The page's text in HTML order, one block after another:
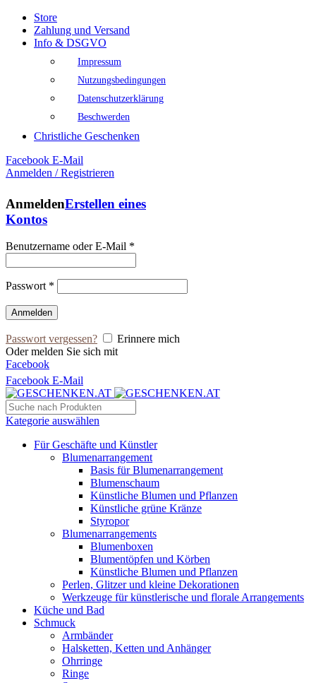
Store
Zahlung und Versand
Info & DSGVO
Impressum
Nutzungsbedingungen
Datenschutzerklärung
Beschwerden
Christliche Geschenken
Facebook E-Mail
Anmelden / Registrieren
AnmeldenErstellen eines
Kontos
Benutzername oder E-Mail *
Passwort *
Anmelden
Passwort vergessen?
Erinnere mich
Oder melden Sie sich mit
Facebook
Facebook E-Mail
Kategorie auswählen
Für Geschäfte und Künstler
Blumenarrangement
Basis für Blumenarrangement
Blumenschaum
Künstliche Blumen und Pflanzen
Künstliche grüne Kränze
Styropor
Blumenarrangements
Blumenboxen
Blumentöpfen und Körben
Künstliche Blumen und Pflanzen
Perlen, Glitzer und kleine Dekorationen
Werkzeuge für künstlerische und florale Arrangements
Küche und Bad
Schmuck
Armbänder
Halsketten, Ketten und Anhänger
Ohrringe
Ringe